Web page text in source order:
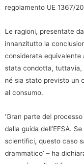
regolamento UE 1367/
Le ragioni, presentate
innanzitutto la
considerata equivalente
stata condotta, tuttavia,
né sia stato previsto un
al consumo.
‘Gran parte del
dalla guida dell’EFSA.
scientifici, questo caso
drammatico’ – ha